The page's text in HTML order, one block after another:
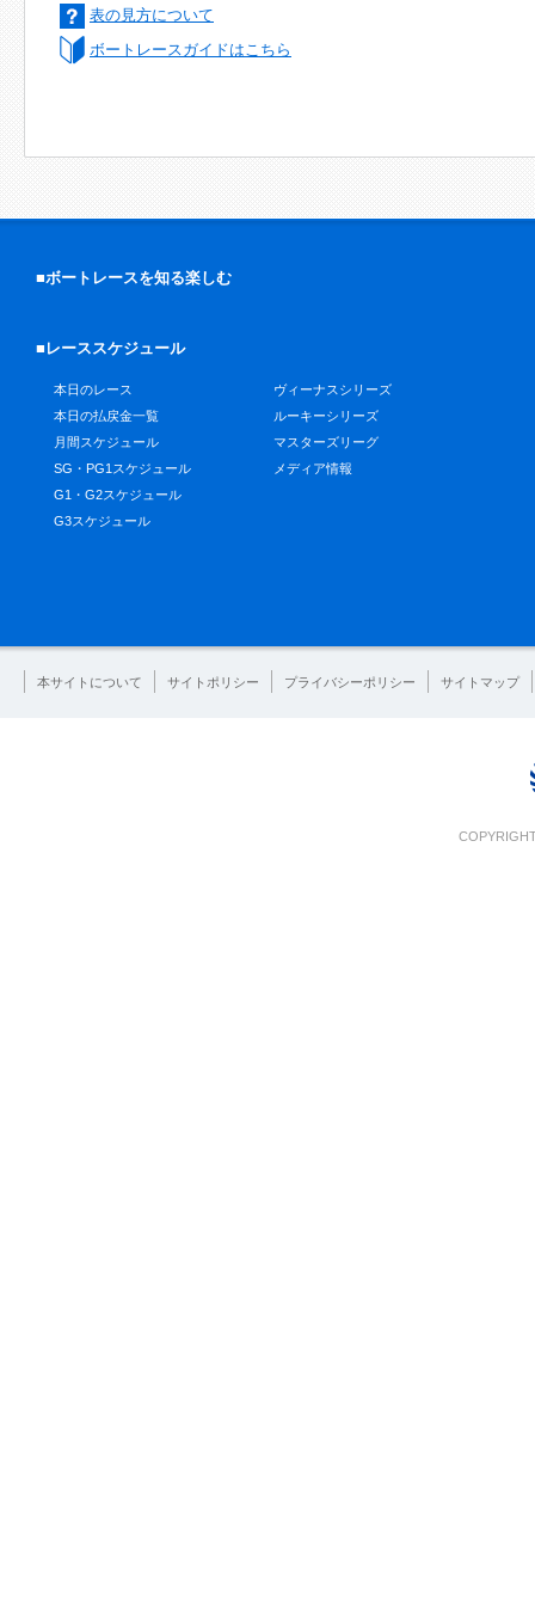
表の見方について
ボートレースガイドはこちら
■ボートレースを知る楽しむ
■レーススケジュール
本日のレース
本日の払戻金一覧
月間スケジュール
SG・PG1スケジュール
G1・G2スケジュール
G3スケジュール
ヴィーナスシリーズ
ルーキーシリーズ
マスターズリーグ
メディア情報
本サイトについて サイトポリシー プライバシーポリシー サイトマップ